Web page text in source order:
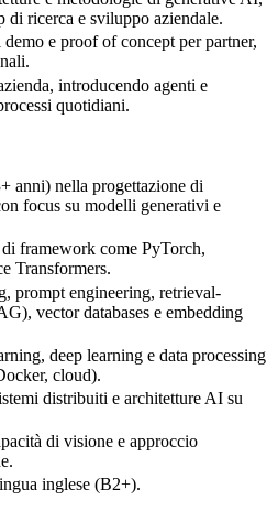
di ricerca e sviluppo aziendale.
e proof of concept per partner,
introducendo agenti e
quotidiani.
anni) nella progettazione di
focus su modelli generativi e
framework come PyTorch,
Transformers.
prompt engineering, retrieval-
vector databases e embedding
deep learning e data processing
cloud).
distribuiti e architetture AI su
di visione e approccio
inglese (B2+).